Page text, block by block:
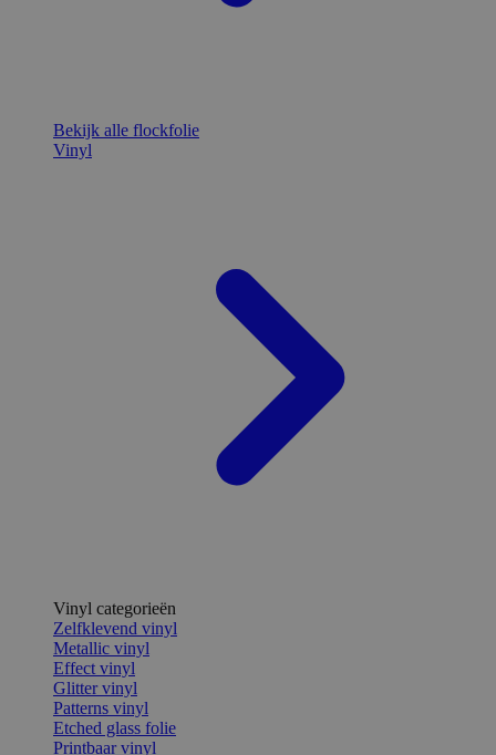
Bekijk alle flockfolie
Vinyl
Vinyl categorieën
Zelfklevend vinyl
Metallic vinyl
Effect vinyl
Glitter vinyl
Patterns vinyl
Etched glass folie
Printbaar vinyl